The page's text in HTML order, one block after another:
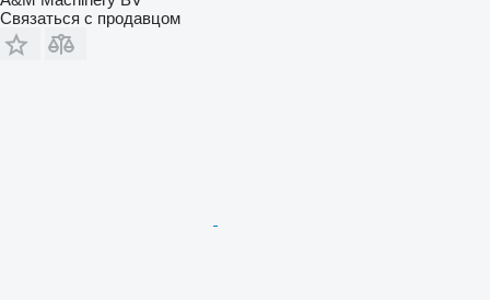
Связаться с продавцом